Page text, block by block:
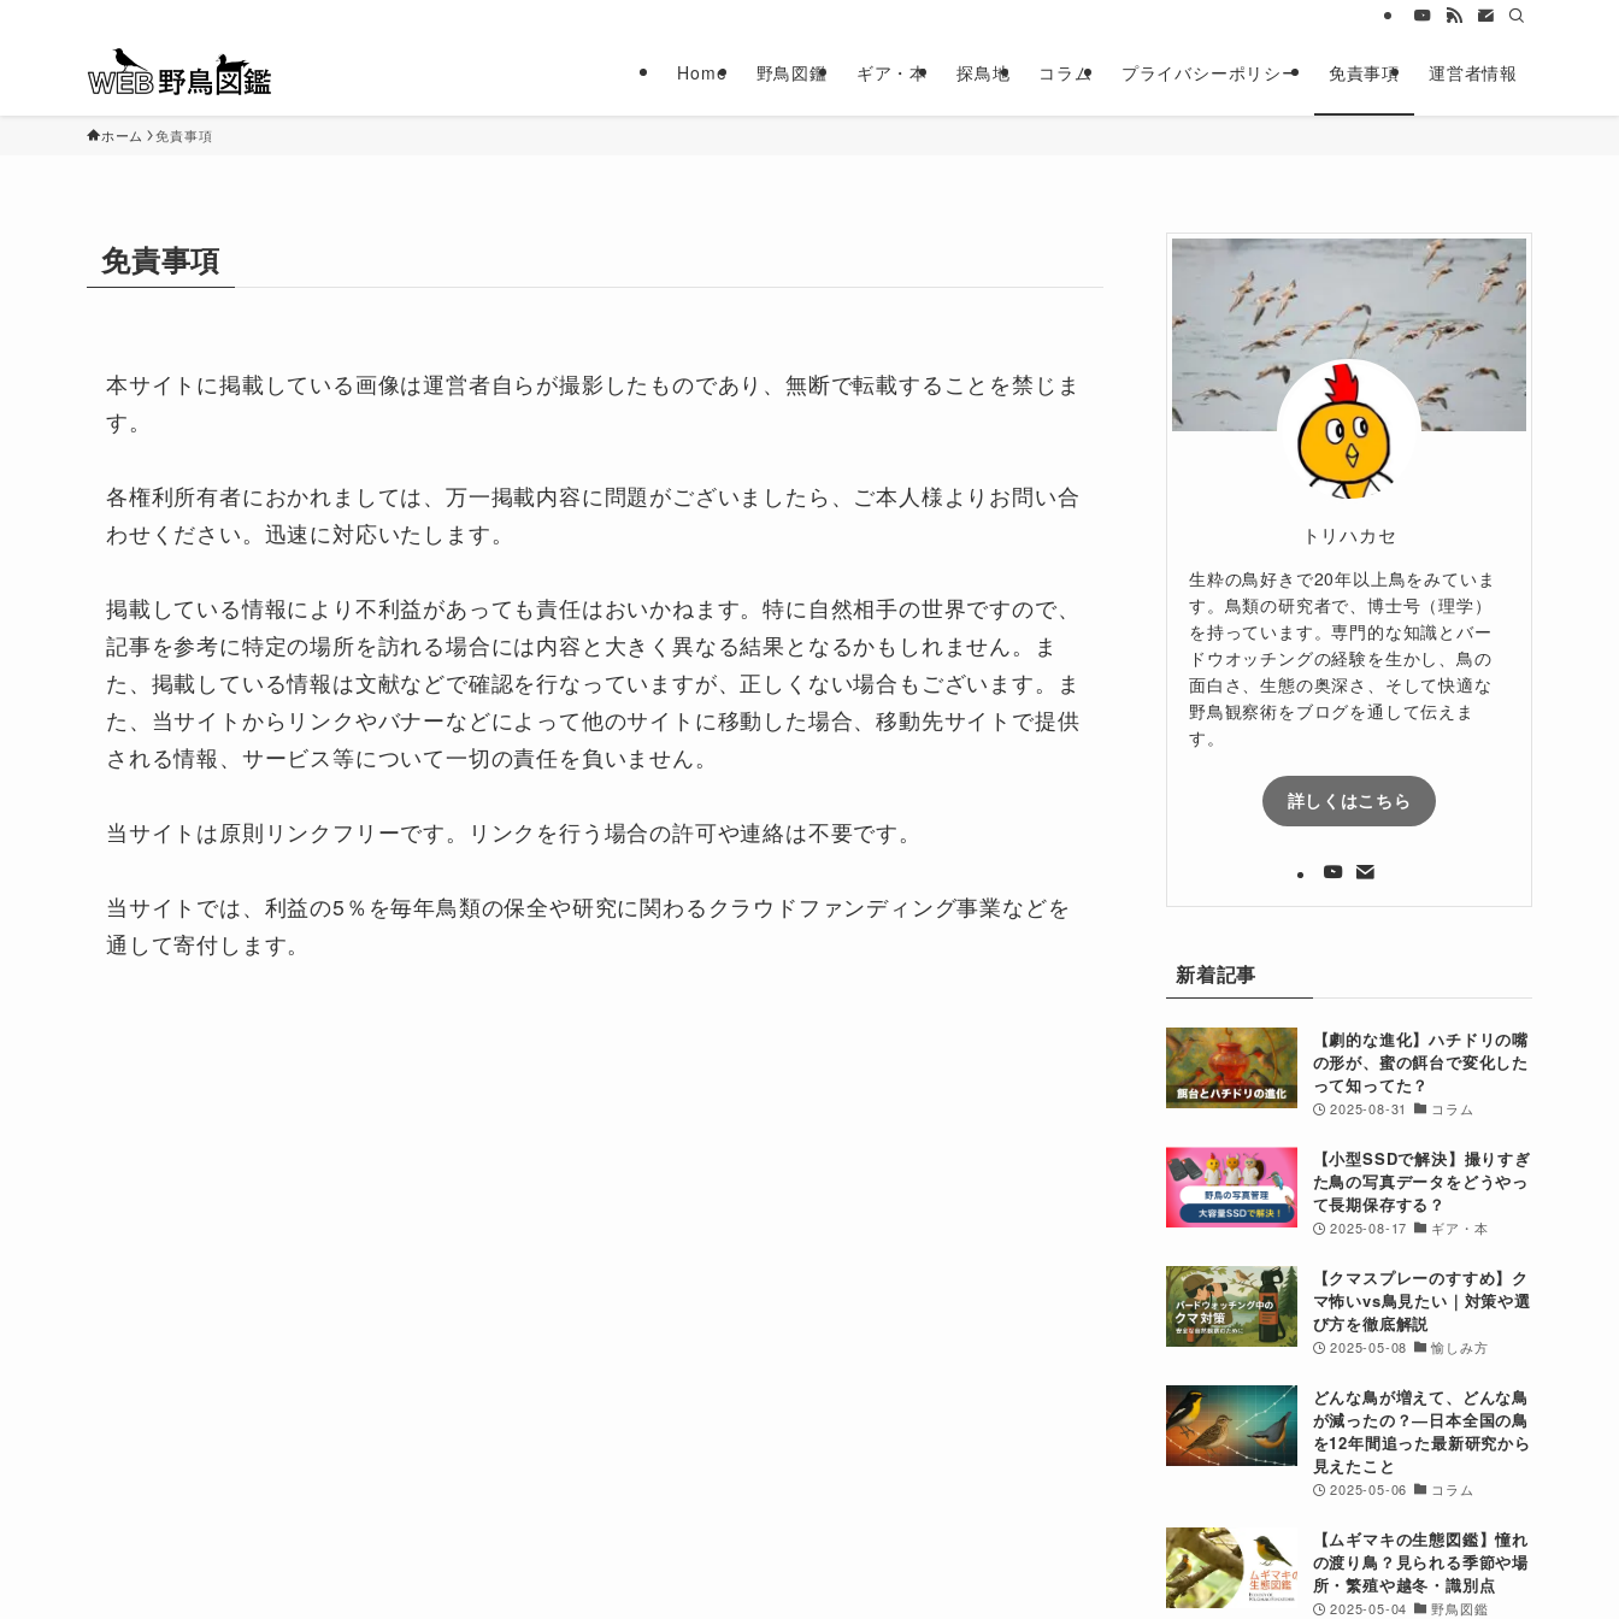
Home 野鳥図鑑 ギア・本 探鳥地 コラム プライバシーポリシー 免責事項 運営者情報
ホーム 免責事項
免責事項
本サイトに掲載している画像は運営者自らが撮影したものであり、無断で転載することを禁じま
す。
各権利所有者におかれましては、万一掲載内容に問題がございましたら、ご本人様よりお問い合
わせください。迅速に対応いたします。
掲載している情報により不利益があっても責任はおいかねます。特に自然相手の世界ですので、
記事を参考に特定の場所を訪れる場合には内容と大きく異なる結果となるかもしれません。ま
た、掲載している情報は文献などで確認を行なっていますが、正しくない場合もございます。ま
た、当サイトからリンクやバナーなどによって他のサイトに移動した場合、移動先サイトで提供
される情報、サービス等について一切の責任を負いません。
当サイトは原則リンクフリーです。リンクを行う場合の許可や連絡は不要です。
当サイトでは、利益の5％を毎年鳥類の保全や研究に関わるクラウドファンディング事業などを
通して寄付します。
トリハカセ
生粋の鳥好きで20年以上鳥をみていま
す。鳥類の研究者で、博士号（理学）
を持っています。専門的な知識とバー
ドウオッチングの経験を生かし、鳥の
面白さ、生態の奥深さ、そして快適な
野鳥観察術をブログを通して伝えま
す。
詳しくはこちら
新着記事
【劇的な進化】ハチドリの嘴
の形が、蜜の餌台で変化した
って知ってた？
2025-08-31 コラム
【小型SSDで解決】撮りすぎ
た鳥の写真データをどうやっ
て長期保存する？
2025-08-17 ギア・本
【クマスプレーのすすめ】ク
マ怖いvs鳥見たい｜対策や選
び方を徹底解説
2025-05-08 愉しみ方
どんな鳥が増えて、どんな鳥
が減ったの？―日本全国の鳥
を12年間追った最新研究から
見えたこと
2025-05-06 コラム
【ムギマキの生態図鑑】憧れ
の渡り鳥？見られる季節や場
所・繁殖や越冬・識別点
2025-05-04 野鳥図鑑